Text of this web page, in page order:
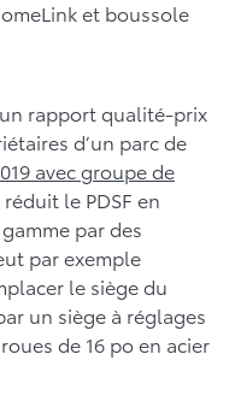
et boussole
rapport qualité-prix
d’un parc de
avec groupe de
le PDSF en
par des
par exemple
le siège du
un siège à réglages
de 16 po en acier